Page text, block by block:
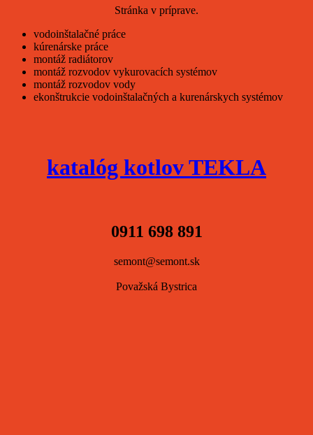
Stránka v príprave.
vodoinštalačné práce
kúrenárske práce
montáž radiátorov
montáž rozvodov vykurovacích systémov
montáž rozvodov vody
ekonštrukcie vodoinštalačných a kurenárskych systémov
katalóg kotlov TEKLA
0911 698 891
semont@semont.sk
Považská Bystrica